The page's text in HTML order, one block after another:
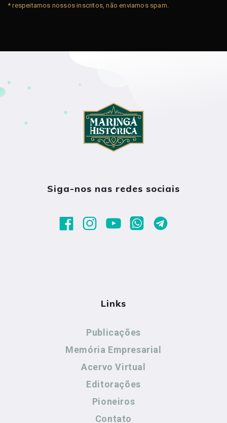
* respeitamos nossos inscritos, não enviamos spam.
Siga-nos nas redes sociais
Links
Publicações
Memória Empresarial
Acervo Virtual
Editorações
Pioneiros
Contato